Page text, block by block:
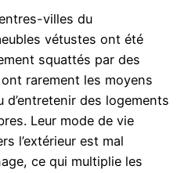
villes du
vétustes ont été
squattés par des
rarement les moyens
des logements
Leur mode de vie
l’extérieur est mal
ce qui multiplie les